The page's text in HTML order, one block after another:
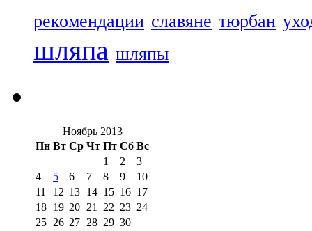
рекомендации славяне тюрбан
шляпа шляпы
Ноябрь 2013
Пн Вт Ср Чт Пт Сб Вс
1 2
3
4
5 6 7 8 9
10
11
12 13 14 15 16 17
18 19 20 21 22 23 24
25 26 27 28 29 30